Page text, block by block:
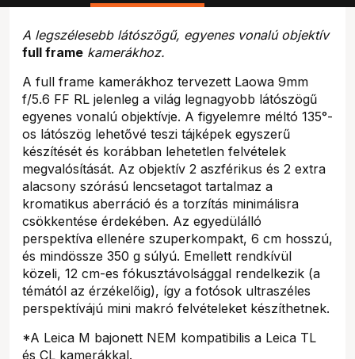
A legszélesebb látószögű, egyenes vonalú objektív
full frame kamerákhoz.
A full frame kamerákhoz tervezett Laowa 9mm
f/5.6 FF RL jelenleg a világ legnagyobb látószögű
egyenes vonalú objektívje. A figyelemre méltó 135°-
os látószög lehetővé teszi tájképek egyszerű
készítését és korábban lehetetlen felvételek
megvalósítását. Az objektív 2 aszférikus és 2 extra
alacsony szórású lencsetagot tartalmaz a
kromatikus aberráció és a torzítás minimálisra
csökkentése érdekében. Az egyedülálló
perspektíva ellenére szuperkompakt, 6 cm hosszú,
és mindössze 350 g súlyú. Emellett rendkívül
közeli, 12 cm-es fókusztávolsággal rendelkezik (a
témától az érzékelőig), így a fotósok ultraszéles
perspektívájú mini makró felvételeket készíthetnek.
*A Leica M bajonett NEM kompatibilis a Leica TL
és CL kamerákkal.